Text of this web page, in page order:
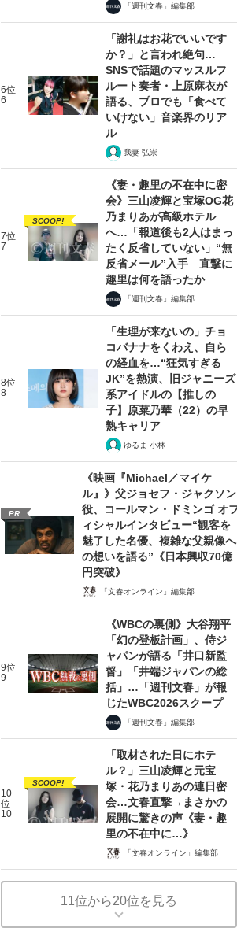
「週刊文春」編集部
6位
6
「謝礼はお花でいいです
か？」と言われ絶句…
SNSで話題のマッスルフ
ルート奏者・上原麻衣が
語る、プロでも「食べて
いけない」音楽界のリア
ル
我妻 弘崇
7位
7
SCOOP!
《妻・趣里の不在中に密
会》三山凌輝と宝塚OG花
乃まりあが高級ホテル
へ…「報道後も2人はまっ
たく反省していない」“無
反省メール”入手 直撃に
趣里は何を語ったか
「週刊文春」編集部
8位
8
「生理が来ないの」チョ
コバナナをくわえ、自ら
の経血を…“狂気すぎる
JK”を熱演、旧ジャニーズ
系アイドルの【推しの
子】原菜乃華（22）の早
熟キャリア
ゆるま 小林
PR
《映画『Michael／マイケ
ル』》父ジョセフ・ジャクソン
役、コールマン・ドミンゴ オフ
ィシャルインタビュー“観客を
魅了した名優、複雑な父親像へ
の想いを語る”《日本興収70億
円突破》
「文春オンライン」編集部
9位
9
《WBCの裏側》大谷翔平
「幻の登板計画」、侍ジ
ャパンが語る「井口新監
督」「井端ジャパンの総
括」…「週刊文春」が報
じたWBC2026スクープ
「週刊文春」編集部
10
位
10
SCOOP!
「取材された日にホテ
ル？」三山凌輝と元宝
塚・花乃まりあの連日密
会…文春直撃→まさかの
展開に驚きの声《妻・趣
里の不在中に…》
「文春オンライン」編集部
11位から20位を見る